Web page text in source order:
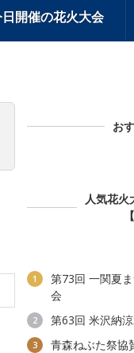
開催の花火大会
お
人気花火
1
第73回 一関夏
会
2 第63回 米沢納
3 青森ねぶた祭協